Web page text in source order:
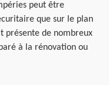
peut être
que sur le plan
présente de nombreux
à la rénovation ou